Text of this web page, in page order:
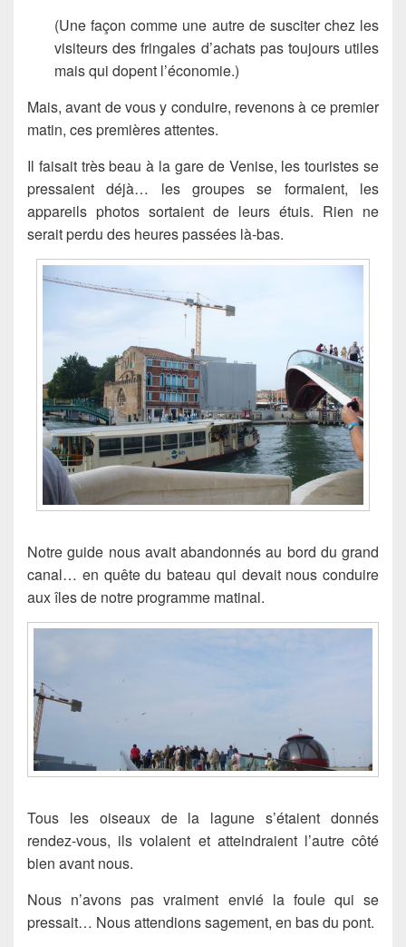
(Une façon comme une autre de susciter chez les
visiteurs des fringales d’achats pas toujours utiles
mais qui dopent l’économie.)
Mais, avant de vous y conduire, revenons à ce premier
matin, ces premières attentes.
Il faisait très beau à la gare de Venise, les touristes se
pressaient déjà… les groupes se formaient, les
appareils photos sortaient de leurs étuis. Rien ne
serait perdu des heures passées là-bas.
Notre guide nous avait abandonnés au bord du grand
canal… en quête du bateau qui devait nous conduire
aux îles de notre programme matinal.
Tous les oiseaux de la lagune s’étaient donnés
rendez-vous, ils volaient et atteindraient l’autre côté
bien avant nous.
Nous n’avons pas vraiment envié la foule qui se
pressait… Nous attendions sagement, en bas du pont.